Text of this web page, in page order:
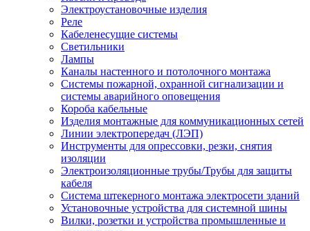
Электроустановочные изделия
Реле
Кабеленесущие системы
Светильники
Лампы
Каналы настенного и потолочного монтажа
Системы пожарной, охранной сигнализации и
системы аварийного оповещения
Короба кабельные
Изделия монтажные для коммуникационных сетей
Линии электропередач (ЛЭП)
Инструменты для опрессовки, резки, снятия
изоляции
Электроизоляционные трубы/Трубы для защиты
кабеля
Система штекерного монтажа электросети зданий
Установочные устройства для системной шины
Вилки, розетки и устройства промышленные и